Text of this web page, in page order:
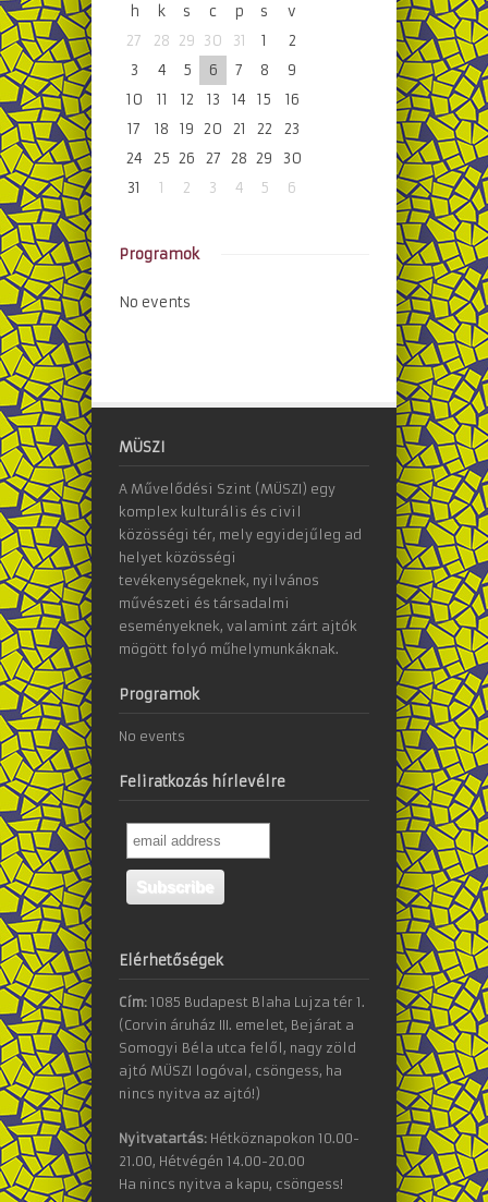
h k s c p s
v
27
28 29 30 31 1
2
3
4 5 6 7 8
9
10
11 12 13 14 15
16
17
18 19 20 21 22
23
24
25 26 27 28 29
30
31
1 2 3 4 5 6
Programok
No events
MÜSZI
A Művelődési Szint (MÜSZI) egy
komplex kulturális és civil
közösségi tér, mely egyidejűleg ad
helyet közösségi
tevékenységeknek, nyilvános
művészeti és társadalmi
eseményeknek, valamint zárt ajtók
mögött folyó műhelymunkáknak.
Programok
No events
Feliratkozás hírlevélre
Elérhetőségek
Cím: 1085 Budapest Blaha Lujza tér 1.
(Corvin áruház III. emelet, Bejárat a
Somogyi Béla utca felől, nagy zöld
ajtó MÜSZI logóval, csöngess, ha
nincs nyitva az ajtó!)
Nyitvatartás: Hétköznapokon 10.00-
21.00, Hétvégén 14.00-20.00
Ha nincs nyitva a kapu, csöngess!